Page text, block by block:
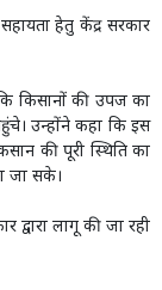
हेतु केंद्र सरकार
कि किसानों की उपज का
उन्होंने कहा कि इस
की पूरी स्थिति का
जा सके।
लागू की जा रही